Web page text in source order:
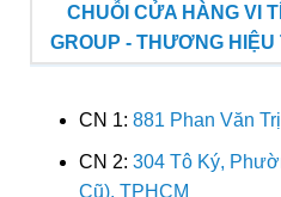
CHUỖI CỬA HÀNG VI
GROUP - THƯƠNG
CN 1: 881 Phan Văn
CN 2: 304 Tô Ký,
Cũ), TPHCM